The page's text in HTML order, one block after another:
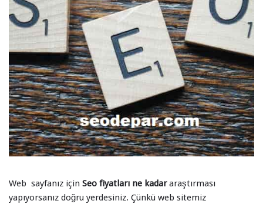
Web sayfanız için Seo fiyatları ne kadararaştırması
yapıyorsanız doğru yerdesiniz. Çünkü web sitemiz